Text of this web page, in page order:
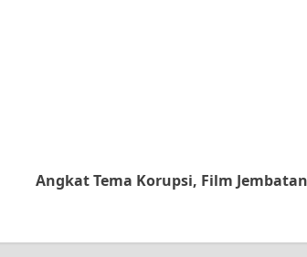
Angkat Tema Korupsi, Film